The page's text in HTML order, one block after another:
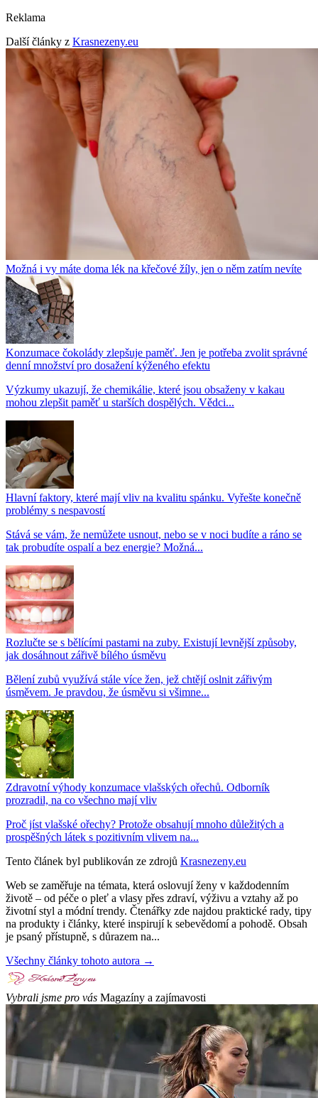
Reklama
Další články z Krasnezeny.eu
Možná i vy máte doma lék na křečové žíly, jen o něm zatím nevíte
Konzumace čokolády zlepšuje paměť. Jen je potřeba zvolit správné
denní množství pro dosažení kýženého efektu
Výzkumy ukazují, že chemikálie, které jsou obsaženy v kakau
mohou zlepšit paměť u starších dospělých. Vědci...
Hlavní faktory, které mají vliv na kvalitu spánku. Vyřešte konečně
problémy s nespavostí
Stává se vám, že nemůžete usnout, nebo se v noci budíte a ráno se
tak probudíte ospalí a bez energie? Možná...
Rozlučte se s bělícími pastami na zuby. Existují levnější způsoby,
jak dosáhnout zářivě bílého úsměvu
Bělení zubů využívá stále více žen, jež chtějí oslnit zářivým
úsměvem. Je pravdou, že úsměvu si všimne...
Zdravotní výhody konzumace vlašských ořechů. Odborník
prozradil, na co všechno mají vliv
Proč jíst vlašské ořechy? Protože obsahují mnoho důležitých a
prospěšných látek s pozitivním vlivem na...
Tento článek byl publikován ze zdrojů Krasnezeny.eu
Web se zaměřuje na témata, která oslovují ženy v každodenním
životě – od péče o pleť a vlasy přes zdraví, výživu a vztahy až po
životní styl a módní trendy. Čtenářky zde najdou praktické rady, tipy
na produkty i články, které inspirují k sebevědomí a pohodě. Obsah
je psaný přístupně, s důrazem na...
Všechny články tohoto autora →
Vybrali jsme pro vás Magazíny a zajímavosti